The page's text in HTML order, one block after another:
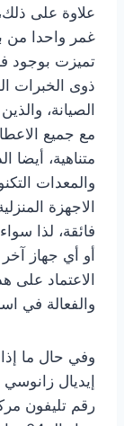
علاوة على
غمر واحدا من
تميزت بوجود
ذوى الخبرات
الصيانة،
مع جميع
متناهية، أيضا
والمعدات
الاجهزة
فائقة، لذا
أو أي جهاز
الاعتماد على
والفعالة في
وفي حال ما
إيديال
رقم تليفون